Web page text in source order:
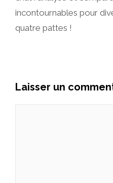
incontournables pour
quatre pattes !
Laisser un